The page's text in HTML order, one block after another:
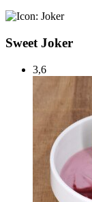
Sweet Joker
3,6